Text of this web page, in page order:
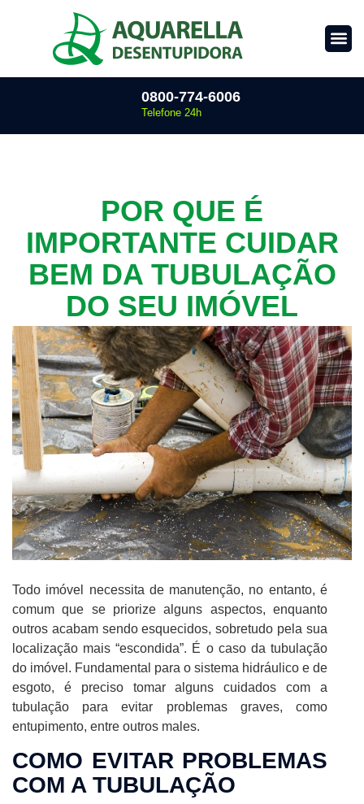
0800-774-6006
Telefone 24h
POR QUE É
IMPORTANTE CUIDAR
BEM DA TUBULAÇÃO
DO SEU IMÓVEL
Todo imóvel necessita de manutenção, no entanto, é
comum que se priorize alguns aspectos, enquanto
outros acabam sendo esquecidos, sobretudo pela sua
localização mais “escondida”. É o caso da tubulação
do imóvel. Fundamental para o sistema hidráulico e de
esgoto, é preciso tomar alguns cuidados com a
tubulação para evitar problemas graves, como
entupimento, entre outros males.
COMO EVITAR PROBLEMAS
COM A TUBULAÇÃO